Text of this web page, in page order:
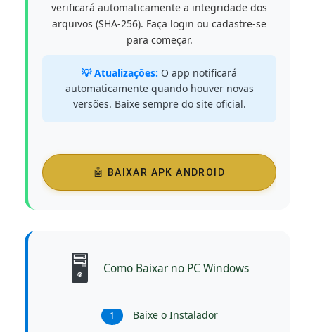
verificará automaticamente a integridade dos
arquivos (SHA-256). Faça login ou cadastre-se
para começar.
💡 Atualizações: O app notificará
automaticamente quando houver novas
versões. Baixe sempre do site oficial.
🤖 BAIXAR APK ANDROID
🖥️ Como Baixar no PC Windows
1
Baixe o Instalador